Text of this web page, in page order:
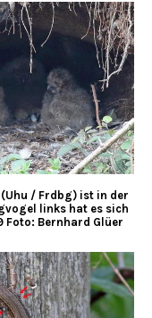
/ Frdbg) ist in der
links hat es sich
Foto: Bernhard Glüer